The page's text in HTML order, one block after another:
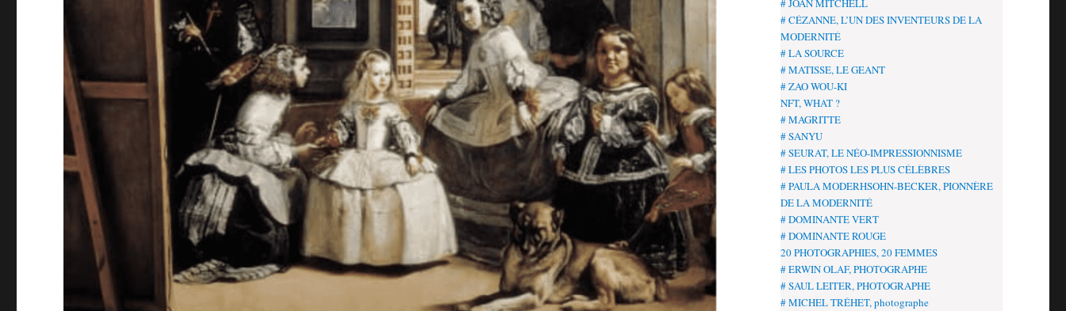
# JOAN MITCHELL
# CÉZANNE, L’UN DES INVENTEURS DE LA
MODERNITÉ
# LA SOURCE
# MATISSE, LE GEANT
# ZAO WOU-KI
NFT, WHAT ?
# MAGRITTE
# SANYU
# SEURAT, LE NÉO-IMPRESSIONNISME
# LES PHOTOS LES PLUS CÉLÈBRES
# PAULA MODERHSOHN-BECKER, PIONNÈRE
DE LA MODERNITÉ
# DOMINANTE VERT
# DOMINANTE ROUGE
20 PHOTOGRAPHIES, 20 FEMMES
# ERWIN OLAF, PHOTOGRAPHE
# SAUL LEITER, PHOTOGRAPHE
# MICHEL TRÉHET, photographe